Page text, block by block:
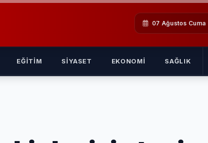
07 Ağustos Cuma
EĞITIM SIYASET EKONOMI SAĞLIK